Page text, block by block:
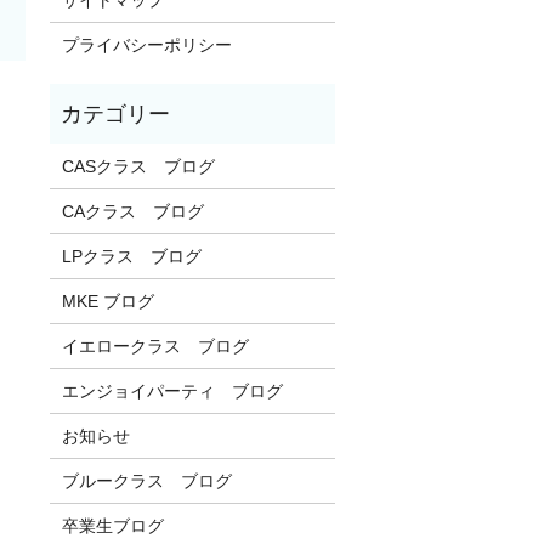
プライバシーポリシー
CASクラス ブログ
CAクラス ブログ
LPクラス ブログ
MKE ブログ
イエロークラス ブログ
エンジョイパーティ ブログ
お知らせ
ブルークラス ブログ
卒業生ブログ